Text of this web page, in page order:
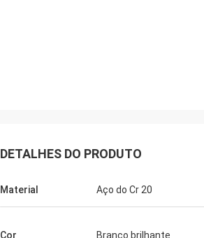
DETALHES DO PRODUTO
Material Aço do Cr 20
Cor Branco brilhante